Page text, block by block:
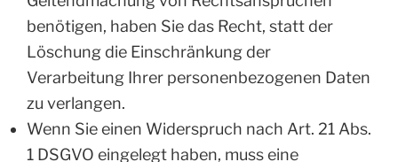
benötigen, haben Sie das Recht, statt der
Löschung die Einschränkung der
Verarbeitung Ihrer personenbezogenen Daten
zu verlangen.
Wenn Sie einen Widerspruch nach Art. 21 Abs.
1 DSGVO eingelegt haben, muss eine